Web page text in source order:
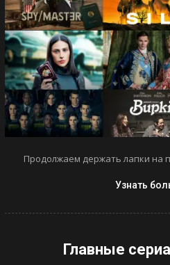
Продолжаем держать лапки на
Узнать
Главные